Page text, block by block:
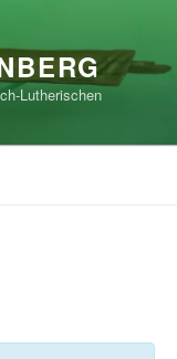
Lutherischen